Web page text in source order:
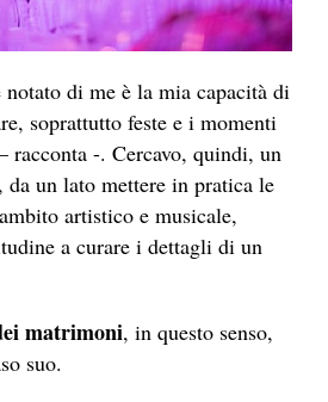
notato di me è la mia capacità di
soprattutto feste e i momenti
-. Cercavo, quindi, un
da un lato mettere in pratica le
artistico e musicale,
a curare i dettagli di un
matrimoni, in questo senso,
suo.